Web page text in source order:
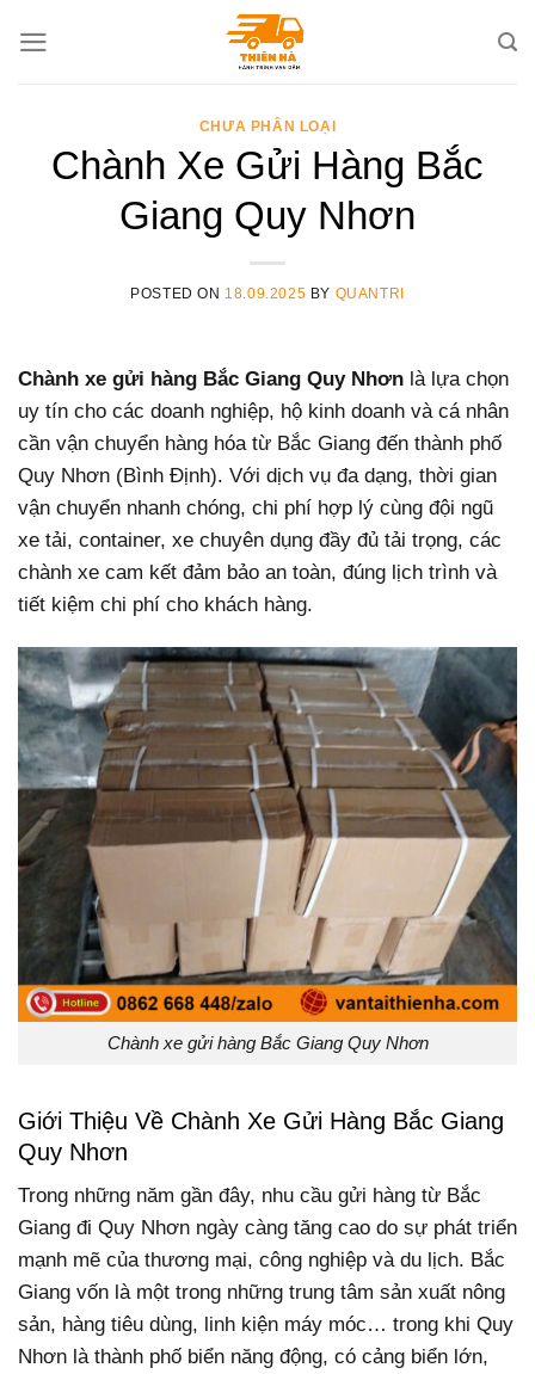
CHƯA PHÂN LOẠI
Chành Xe Gửi Hàng Bắc
Giang Quy Nhơn
POSTED ON 18.09.2025 BY QUANTRI
Chành xe gửi hàng Bắc Giang Quy Nhơn là lựa chọn
uy tín cho các doanh nghiệp, hộ kinh doanh và cá nhân
cần vận chuyển hàng hóa từ Bắc Giang đến thành phố
Quy Nhơn (Bình Định). Với dịch vụ đa dạng, thời gian
vận chuyển nhanh chóng, chi phí hợp lý cùng đội ngũ
xe tải, container, xe chuyên dụng đầy đủ tải trọng, các
chành xe cam kết đảm bảo an toàn, đúng lịch trình và
tiết kiệm chi phí cho khách hàng.
Chành xe gửi hàng Bắc Giang Quy Nhơn
Giới Thiệu Về Chành Xe Gửi Hàng Bắc Giang
Quy Nhơn
Trong những năm gần đây, nhu cầu gửi hàng từ Bắc
Giang đi Quy Nhơn ngày càng tăng cao do sự phát triển
mạnh mẽ của thương mại, công nghiệp và du lịch. Bắc
Giang vốn là một trong những trung tâm sản xuất nông
sản, hàng tiêu dùng, linh kiện máy móc… trong khi Quy
Nhơn là thành phố biển năng động, có cảng biển lớn,